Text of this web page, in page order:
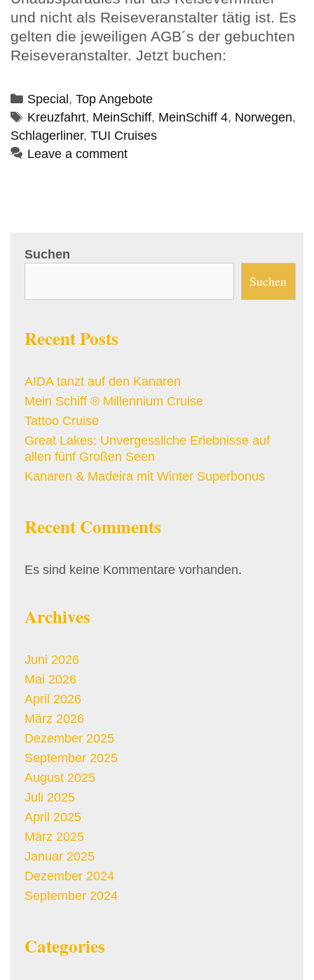
und nicht als Reiseveranstalter tätig ist. Es
gelten die jeweiligen AGB´s der gebuchten
Reiseveranstalter. Jetzt buchen:
Categories
Special, Top Angebote
Tags
Kreuzfahrt, MeinSchiff, MeinSchiff 4, Norwegen,
Schlagerliner, TUI Cruises
Leave a comment
Suchen
Suchen
Recent Posts
AIDA tanzt auf den Kanaren
Mein Schiff ® Millennium Cruise
Tattoo Cruise
Great Lakes: Unvergessliche Erlebnisse auf
allen fünf Großen Seen
Kanaren & Madeira mit Winter Superbonus
Recent Comments
Es sind keine Kommentare vorhanden.
Archives
Juni 2026
Mai 2026
April 2026
März 2026
Dezember 2025
September 2025
August 2025
Juli 2025
April 2025
März 2025
Januar 2025
Dezember 2024
September 2024
Categories